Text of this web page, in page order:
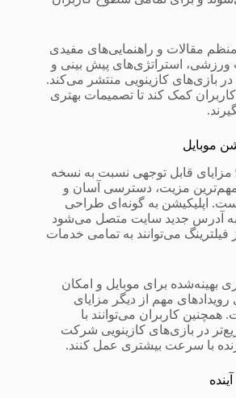
مقالات و راهنمایی‌های مفیدی
ورزشی، استراتژی‌های پیش بینی و
بازی‌های کازینویی منتشر می‌کند.
کاربران کمک کند تا تصمیمات بهتری
موبایل
اپلیکیشن موبایل تاس 90 مزایای قابل توجهی نسبت به نسخه
مزیت، دسترسی آسان و
اپلیکیشن به گونه‌ای طراحی
آدرس جدید سایت متصل می‌شود
فیلترینگ می‌توانند به تمامی خدمات
بهینه‌شده برای موبایل و امکان
مهم از دیگر مزایای
همچنین کاربران می‌توانند با
در بازی‌های کازینویی شرکت
با سرعت بیشتری عمل کنند.